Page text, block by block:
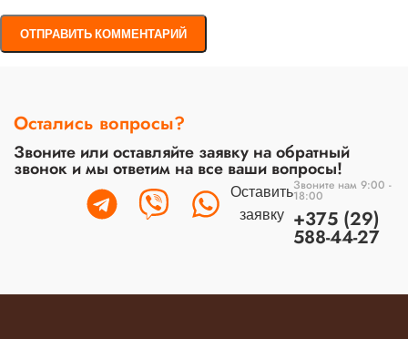
Остались вопросы?
Звоните или оставляйте заявку на обратный
звонок и мы ответим на все ваши вопросы!
Оставить
заявку
Звоните нам 9:00 -
18:00
+375 (29)
588-44-27